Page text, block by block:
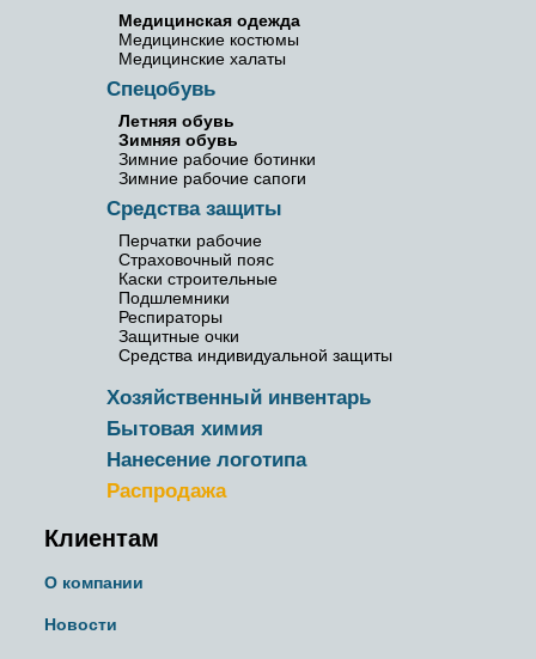
Медицинская одежда
Медицинские костюмы
Медицинские халаты
Спецобувь
Летняя обувь
Зимняя обувь
Зимние рабочие ботинки
Зимние рабочие сапоги
Средства защиты
Перчатки рабочие
Страховочный пояс
Каски строительные
Подшлемники
Респираторы
Защитные очки
Средства индивидуальной защиты
Хозяйственный инвентарь
Бытовая химия
Нанесение логотипа
Распродажа
Клиентам
О компании
Новости